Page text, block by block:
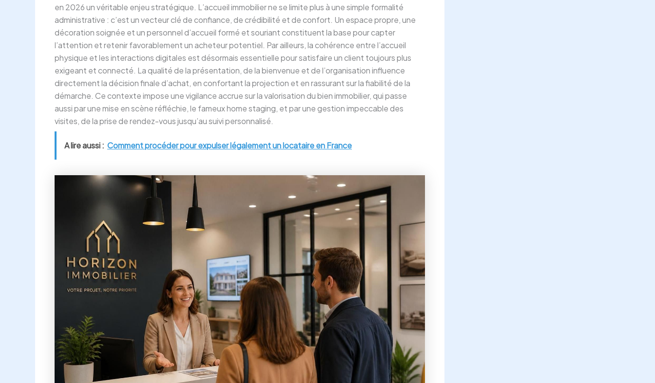
en 2026 un véritable enjeu stratégique. L’accueil immobilier ne se limite plus à une simple formalité
administrative : c’est un vecteur clé de confiance, de crédibilité et de confort. Un espace propre, une
décoration soignée et un personnel d’accueil formé et souriant constituent la base pour capter
l’attention et retenir favorablement un acheteur potentiel. Par ailleurs, la cohérence entre l’accueil
physique et les interactions digitales est désormais essentielle pour satisfaire un client toujours plus
exigeant et connecté. La qualité de la présentation, de la bienvenue et de l’organisation influence
directement la décision finale d’achat, en confortant la projection et en rassurant sur la fiabilité de la
démarche. Ce contexte impose une vigilance accrue sur la valorisation du bien immobilier, qui passe
aussi par une mise en scène réfléchie, le fameux home staging, et par une gestion impeccable des
visites, de la prise de rendez-vous jusqu’au suivi personnalisé.
A lire aussi : Comment procéder pour expulser légalement un locataire en France